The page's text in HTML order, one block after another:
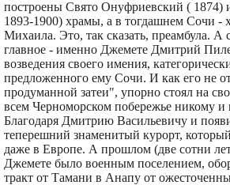
построены Свято Онуфриевский ( 1874)
1893-1900) храмы, а в тогдашнем Сочи -
Михаила. Это, так сказать, преамбула. А
главное - именно Джемете Дмитрий
возведения своего имения,
предложенного ему Сочи. И как его не
продуманной затеи", упорно стоял на
всем Черноморском побережье никому и
Благодаря Дмитрию Васильевичу и
теперешний знаменитый курорт,
даже в Европе. А прошлом (две сотни
Джемете было военным поселением,
тракт от Тамани в Анапу от